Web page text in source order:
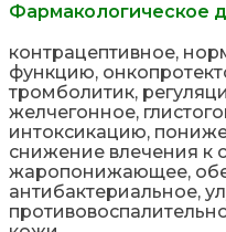
Фармакологическое
контрацептивное,
функцию,
тромболитик,
желчегонное,
интоксикацию,
снижение влечения к
жаропонижающее,
антибактериальное,